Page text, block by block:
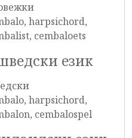
harpsichord,
cembaloets
език
harpsichord,
cembalospel